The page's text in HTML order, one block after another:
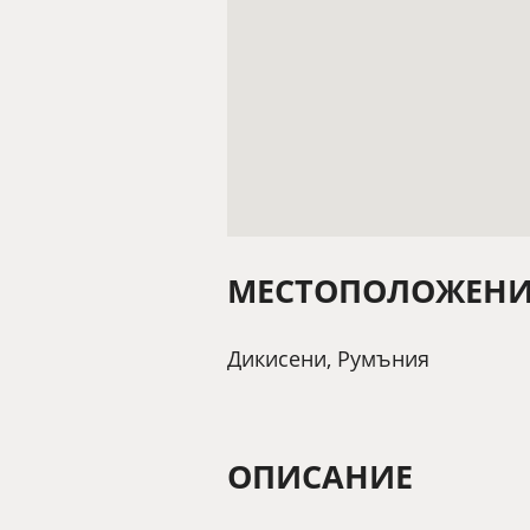
Дикисени, Румъния
ОПИСАНИЕ